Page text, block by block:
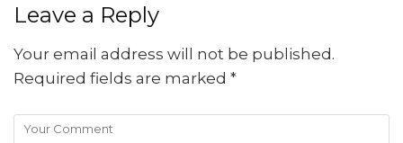
Leave a Reply
Your email address will not be published.
Required fields are marked *